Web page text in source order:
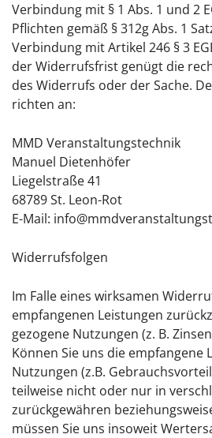
Verbindung mit § 1 Abs. 1 und 2
Pflichten gemäß § 312g Abs. 1
Verbindung mit Artikel 246 § 3
der Widerrufsfrist genügt die
des Widerrufs oder der Sache.
richten an:
MMD Veranstaltungstechnik
Manuel Dietenhöfer
Liegelstraße 41
68789 St. Leon-Rot
E-Mail:
Widerrufsfolgen
Im Falle eines wirksamen
empfangenen Leistungen
gezogene Nutzungen (z. B.
Können Sie uns die empfangene
Nutzungen (z.B.
teilweise nicht oder nur in
zurückgewähren
müssen Sie uns insoweit